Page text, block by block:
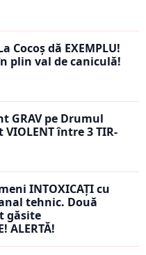
Cocoș dă EXEMPLU!
plin val de caniculă!
GRAV pe Drumul
între 3 TIR-
INTOXICAȚI cu
tehnic. Două
găsite
ALERTĂ!